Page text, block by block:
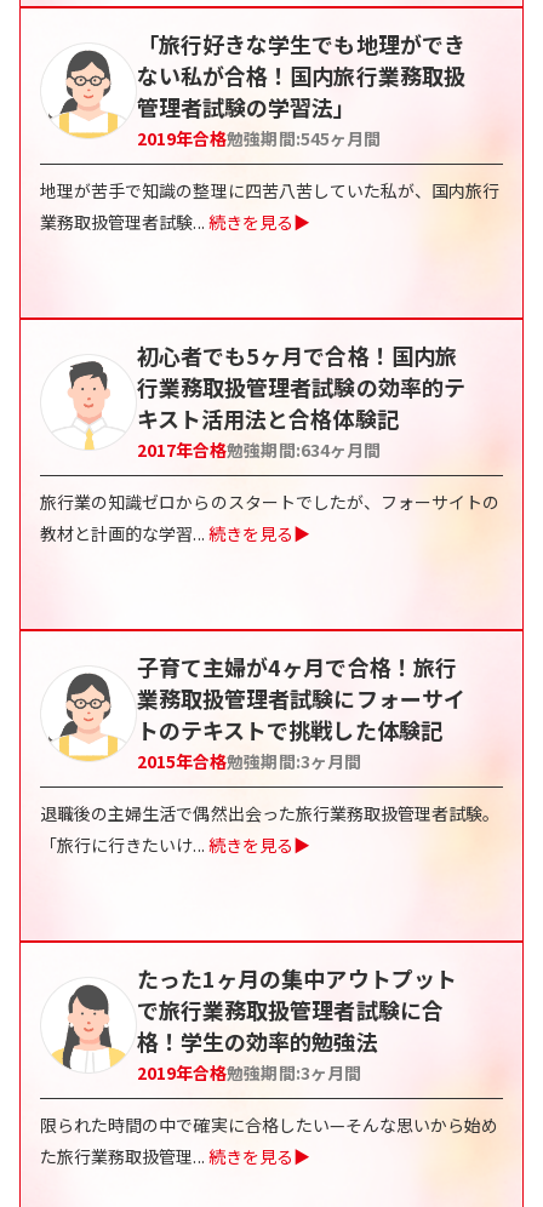
「旅行好きな学生でも地理ができ
ない私が合格！国内旅行業務取扱
管理者試験の学習法」
2019年合格勉強期間:545ヶ月間
地理が苦手で知識の整理に四苦八苦していた私が、国内旅行
業務取扱管理者試験... 続きを見る▶
初心者でも5ヶ月で合格！国内旅
行業務取扱管理者試験の効率的テ
キスト活用法と合格体験記
2017年合格勉強期間:634ヶ月間
旅行業の知識ゼロからのスタートでしたが、フォーサイトの
教材と計画的な学習... 続きを見る▶
子育て主婦が4ヶ月で合格！旅行
業務取扱管理者試験にフォーサイ
トのテキストで挑戦した体験記
2015年合格勉強期間:3ヶ月間
退職後の主婦生活で偶然出会った旅行業務取扱管理者試験。
「旅行に行きたいけ... 続きを見る▶
たった1ヶ月の集中アウトプット
で旅行業務取扱管理者試験に合
格！学生の効率的勉強法
2019年合格勉強期間:3ヶ月間
限られた時間の中で確実に合格したい—そんな思いから始め
た旅行業務取扱管理... 続きを見る▶